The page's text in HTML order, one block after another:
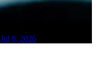
Jul 8, 2026